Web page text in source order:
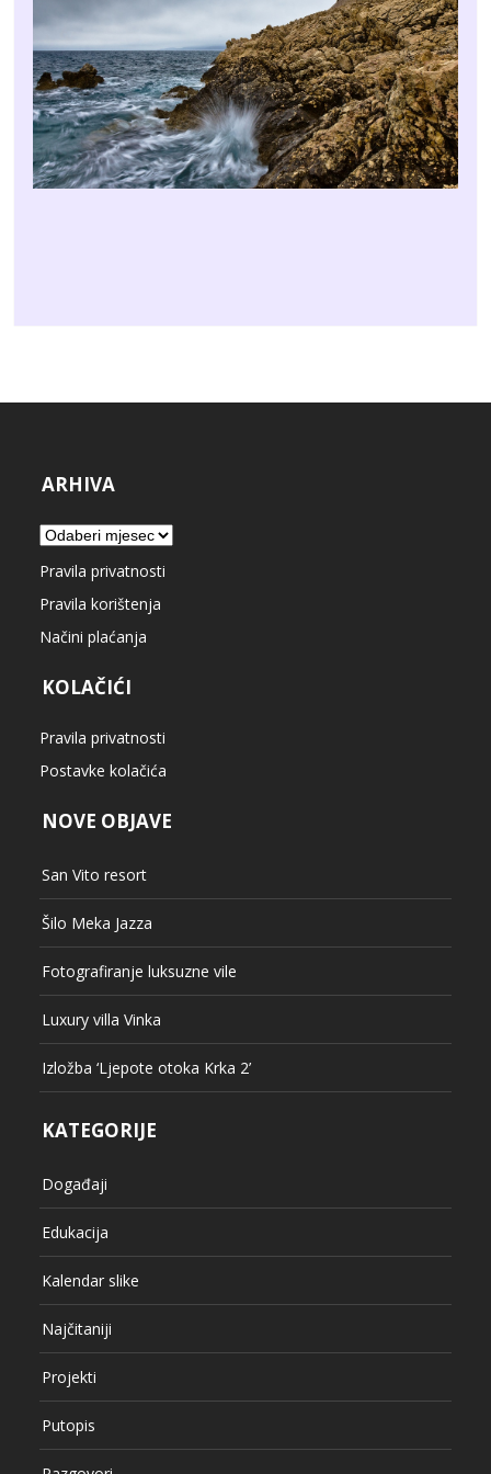
ARHIVA
Arhiva
Pravila privatnosti
Pravila korištenja
Načini plaćanja
KOLAČIĆI
Pravila privatnosti
Postavke kolačića
NOVE OBJAVE
San Vito resort
Šilo Meka Jazza
Fotografiranje luksuzne vile
Luxury villa Vinka
Izložba ‘Ljepote otoka Krka 2’
KATEGORIJE
Događaji
Edukacija
Kalendar slike
Najčitaniji
Projekti
Putopis